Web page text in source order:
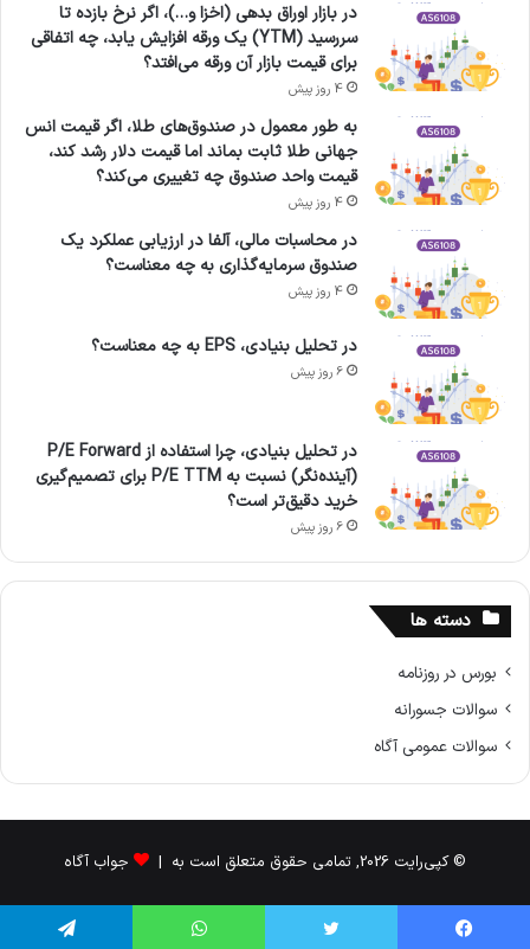
در بازار اوراق بدهی (اخزا و…)، اگر نرخ بازده تا
سررسید (YTM) یک ورقه افزایش یابد، چه اتفاقی
برای قیمت بازار آن ورقه می‌افتد؟
4 روز پیش
به طور معمول در صندوق‌های طلا، اگر قیمت انس
جهانی طلا ثابت بماند اما قیمت دلار رشد کند،
قیمت واحد صندوق چه تغییری می‌کند؟
4 روز پیش
در محاسبات مالی، آلفا در ارزیابی عملکرد یک
صندوق سرمایه‌گذاری به چه معناست؟
4 روز پیش
در تحلیل بنیادی، EPS به چه معناست؟
6 روز پیش
در تحلیل بنیادی، چرا استفاده از P/E Forward
(آینده‌نگر) نسبت به P/E TTM برای تصمیم‌گیری
خرید دقیق‌تر است؟
6 روز پیش
دسته ها
بورس در روزنامه
سوالات جسورانه
سوالات عمومی آگاه
© کپی‌رایت 2026, تمامی حقوق متعلق است به | جواب آگاه